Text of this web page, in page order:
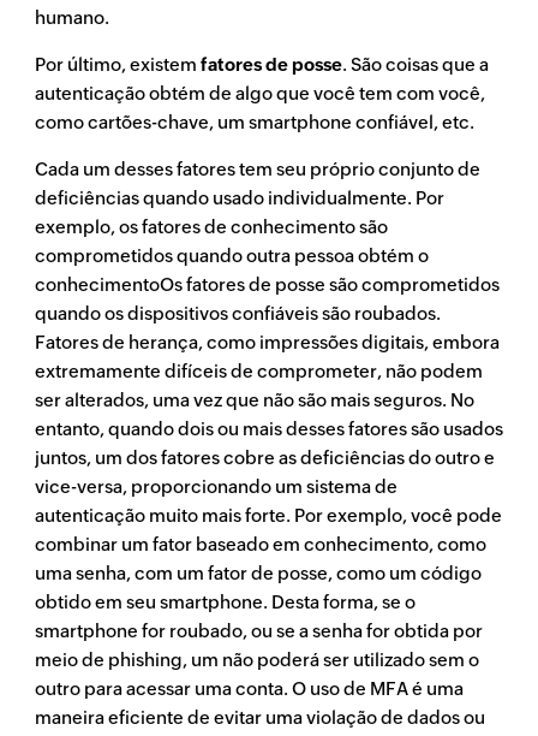
humano.
Por último, existem fatores de posse. São coisas que a
autenticação obtém de algo que você tem com você,
como cartões-chave, um smartphone confiável, etc.
Cada um desses fatores tem seu próprio conjunto de
deficiências quando usado individualmente. Por
exemplo, os fatores de conhecimento são
comprometidos quando outra pessoa obtém o
conhecimentoOs fatores de posse são comprometidos
quando os dispositivos confiáveis são roubados.
Fatores de herança, como impressões digitais, embora
extremamente difíceis de comprometer, não podem
ser alterados, uma vez que não são mais seguros. No
entanto, quando dois ou mais desses fatores são usados
juntos, um dos fatores cobre as deficiências do outro e
vice-versa, proporcionando um sistema de
autenticação muito mais forte. Por exemplo, você pode
combinar um fator baseado em conhecimento, como
uma senha, com um fator de posse, como um código
obtido em seu smartphone. Desta forma, se o
smartphone for roubado, ou se a senha for obtida por
meio de phishing, um não poderá ser utilizado sem o
outro para acessar uma conta. O uso de MFA é uma
maneira eficiente de evitar uma violação de dados ou